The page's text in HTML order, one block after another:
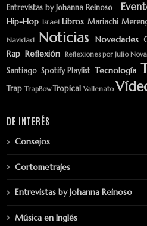
Entrevistas by Johanna Reinoso
Hip-Hop Israel Libros Mariachi
Navidad Noticias Novedades
Rap Reflexión Reflexiones por Julio Nova
Santiago Spotify Playlist Tecnología
Trap TrapBow Tropical Vallenato
DE INTERÉS
Consejos
Cortometrajes
Entrevistas by Johanna Reinoso
Música en Inglés